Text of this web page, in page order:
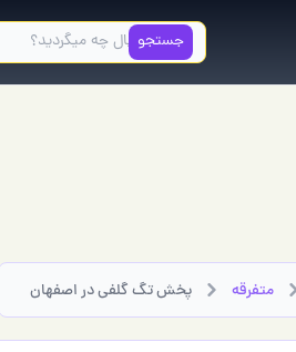
جستجو
متفرقه پخش تگ گلفی در اصفهان